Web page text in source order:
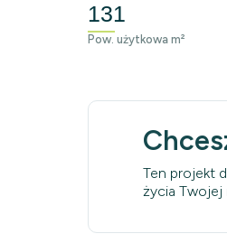
131
Pow. użytkowa m²
Ten projekt
życia Twojej